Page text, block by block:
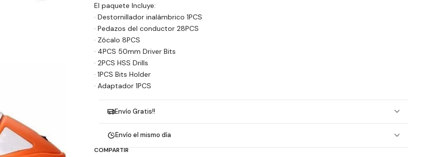
El paquete Incluye:
· Destornillador inalámbrico 1PCS
· Pedazos del conductor 28PCS
· Zócalo 8PCS
· 4PCS 50mm Driver Bits
· 2PCS HSS Drills
· 1PCS Bits Holder
· Adaptador 1PCS
Envío Gratis!!
Envío el mismo día
COMPARTIR